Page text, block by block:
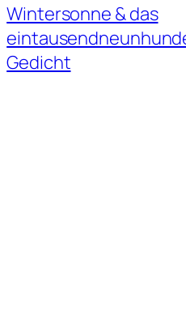
Wintersonne & das
Gedicht